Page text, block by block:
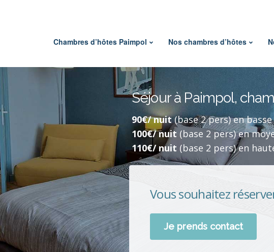
Chambres d’hôtes Paimpol Nos chambres d’hôtes
Séjour à Paimpol,
90€/ nuit(base 2 pers) en
100€/ nuit (base 2 pers) en
110€/ nuit (base 2 pers) en
Vous souhaitez
Je prends contact